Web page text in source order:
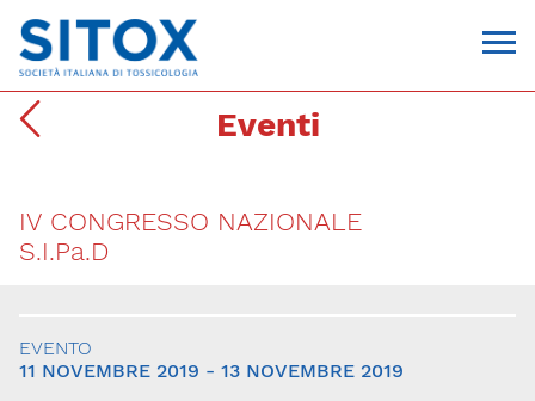
Via Giovanni Pascoli, 3
20129, Milano
Eventi
IV CONGRESSO NAZIONALE
S.I.Pa.D
EVENTO
11 NOVEMBRE 2019 - 13 NOVEMBRE 2019